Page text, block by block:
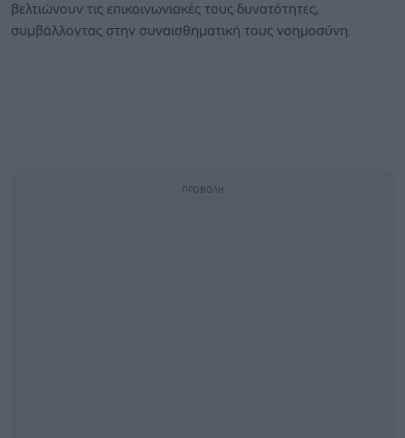
βελτιώνουν τις επικοινωνιακές τους δυνατότητες,
συμβάλλοντας στην συναισθηματική τους νοημοσύνη.